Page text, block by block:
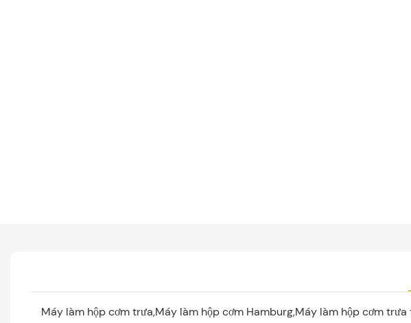
Máy làm hộp cơm trưa,Máy làm hộp cơm Hamburg,Máy làm hộp cơm